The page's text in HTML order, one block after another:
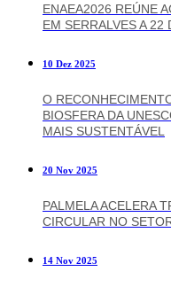
ENAEA2026 REÚNE
EM SERRALVES A 22
10 Dez 2025
O
BIOSFERA DA
MAIS SUSTENTÁVEL
20 Nov 2025
PALMELA ACELERA
CIRCULAR NO
14 Nov 2025